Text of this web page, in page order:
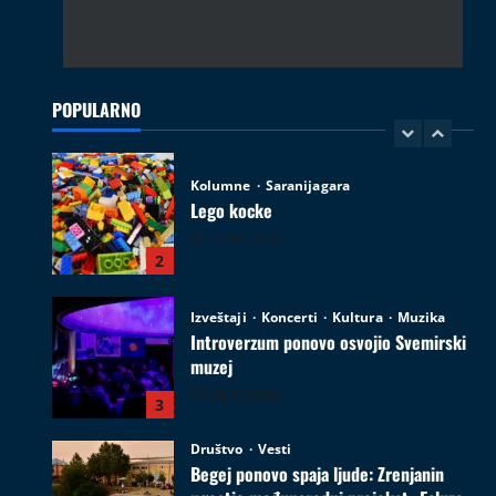
POPULARNO
Lego kocke
3
Introverzum ponovo osvojio Svemirski
muzej
4
Begej ponovo spaja ljude: Zrenjanin
ugostio međunarodni projekat „Ecluze
pe Bega“
Film Kultura
Zrenjanin